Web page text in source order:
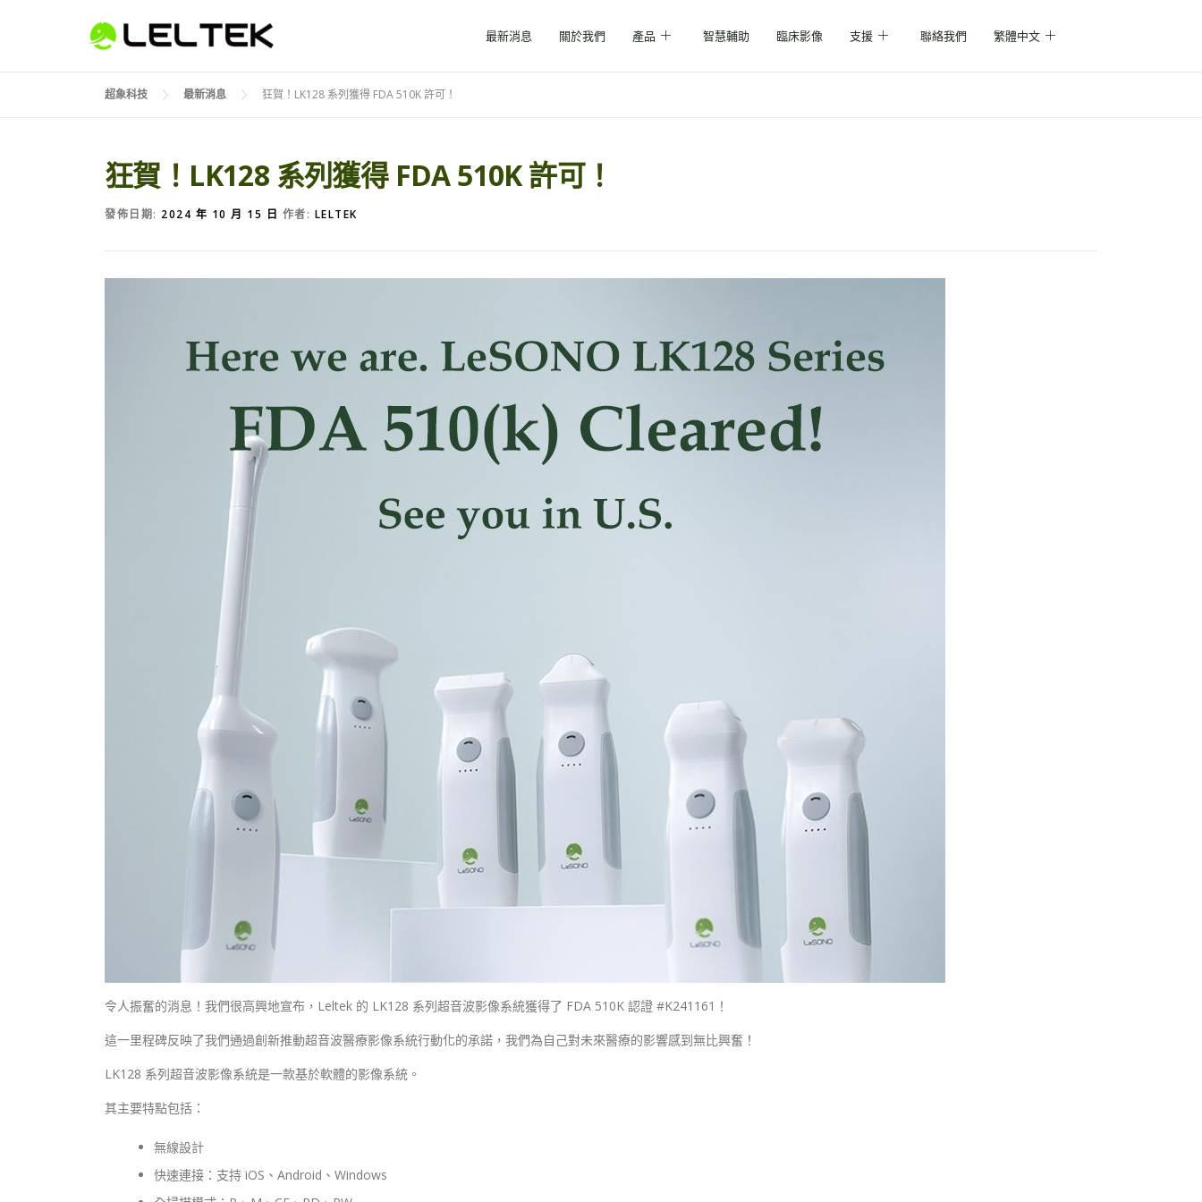
最新消息 關於我們 產品 智慧輔助 臨床影像 支援 聯絡我們 繁體中文
超象科技 最新消息 狂賀！LK128 系列獲得 FDA 510K 許可！
狂賀！LK128 系列獲得 FDA 510K 許可！
發佈日期: 2024 年 10 月 15 日 作者: LELTEK
令人振奮的消息！我們很高興地宣布，Leltek 的 LK128 系列超音波影像系統獲得了 FDA 510K 認證 #K241161！
這一里程碑反映了我們通過創新推動超音波醫療影像系統行動化的承諾，我們為自己對未來醫療的影響感到無比興奮！
LK128 系列超音波影像系統是一款基於軟體的影像系統。
其主要特點包括：
無線設計
快速連接：支持 iOS、Android、Windows